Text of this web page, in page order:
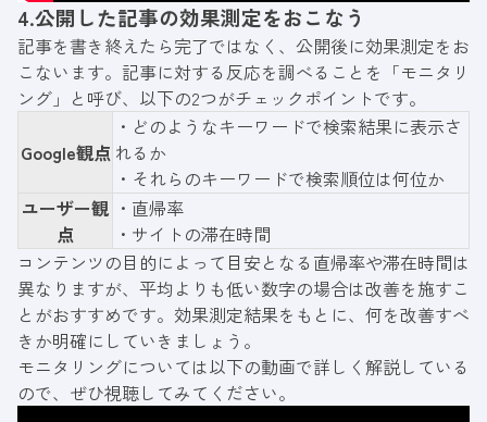
4.公開した記事の効果測定をおこなう
記事を書き終えたら完了ではなく、公開後に効果測定をお
こないます。記事に対する反応を調べることを「モニタリ
ング」と呼び、以下の2つがチェックポイントです。
Google観点
・どのようなキーワードで検索結果に表示さ
れるか
・それらのキーワードで検索順位は何位か
ユーザー観
点
・直帰率
・サイトの滞在時間
コンテンツの目的によって目安となる直帰率や滞在時間は
異なりますが、平均よりも低い数字の場合は改善を施すこ
とがおすすめです。効果測定結果をもとに、何を改善すべ
きか明確にしていきましょう。
モニタリングについては以下の動画で詳しく解説している
ので、ぜひ視聴してみてください。